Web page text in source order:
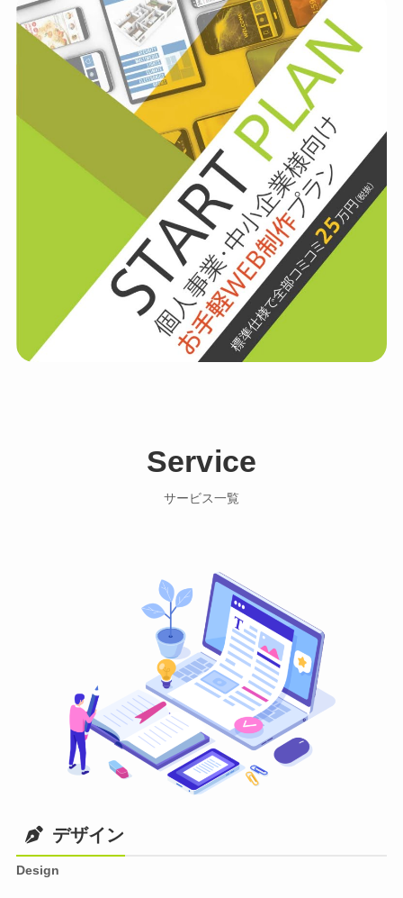
Service
サービス一覧
デザイン
Design